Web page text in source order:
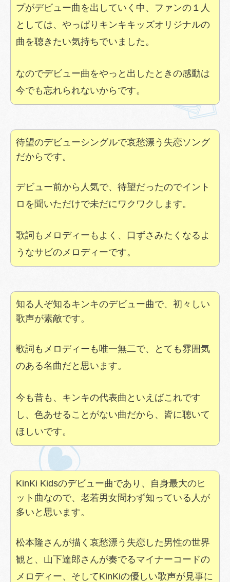
プがデビュー曲を出していく中、ファンの１人
としては、やっぱりキンキキッズオリジナルの
曲を聴きたい気持ちでいました。
なのでデビュー曲をやっと出したときの感動は
今でも忘れられないからです。
待望のデビューシングルで哀愁漂う失恋ソング
だからです。
デビュー前から人気で、待望だったのでイント
ロを聞いただけで未だにワクワクします。
歌詞もメロディーもよく、口ずさみたくなるよ
うなサビのメロディーです。
知る人ぞ知るキンキのデビュー曲で、初々しい
歌声が素敵です。
歌詞もメロディーも唯一無二で、とても雰囲気
のある名曲だと思います。
今も昔も、キンキの代表曲といえばこれです
し、色あせることがない曲だから、皆に聴いて
ほしいです。
KinKi Kidsのデビュー曲であり、自身最大のヒ
ット曲なので、老若男女問わず知っている人が
多いと思います。
松本隆さんが描く哀愁漂う失恋した男性の世界
観と、山下達郎さんが奏でるマイナーコードの
メロディー、そしてKinKiの優しい歌声が見事に